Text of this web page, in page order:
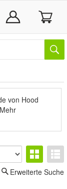
von Hood
Mehr
Erweiterte Suche